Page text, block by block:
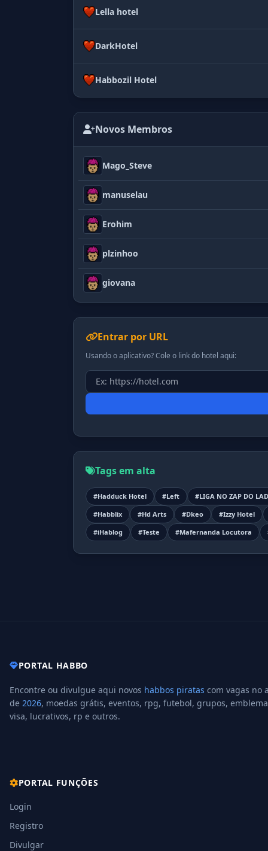
Lella hotel
DarkHotel
Habbozil Hotel
Novos Membros
Mago_Steve
manuselau
Erohim
plzinhoo
giovana
Entrar por URL
Usando o aplicativo? Cole o link do hotel aqui:
Tags em alta
#Hadduck Hotel #Left
#LIGA NO ZAP DO
#Habblix
#Hd Arts #Dkeo
#Izzy Hotel
#iHablog
#Teste #Mafernanda Locutora
PORTAL HABBO
Encontre ou divulgue aqui novos habbos piratas com vagas no
de 2026, moedas grátis, eventos, rpg, futebol, grupos,
visa, lucrativos, rp e outros.
PORTAL FUNÇÕES
Login
Registro
Divulgar